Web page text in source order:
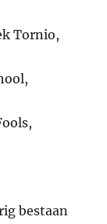
Tornio,
bestaan